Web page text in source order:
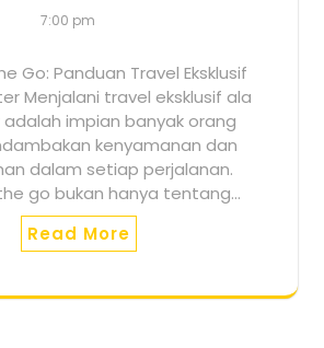
7:00 pm
Go: Panduan Travel Eksklusif
Menjalani travel eksklusif ala
impian banyak orang
kenyamanan dan
dalam setiap perjalanan.
go bukan hanya tentang…
Read More